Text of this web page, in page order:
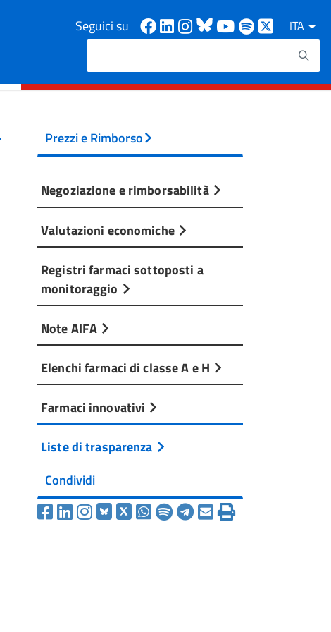
Seguici su Facebook
Linkedin
Instagram
Bluesky
Youtube
Spotify
ITA
Cerca
Prezzi e Rimborso
Negoziazione e rimborsabilità
Valutazioni economiche
Registri farmaci sottoposti a
monitoraggio
Note AIFA
Elenchi farmaci di classe A e H
Farmaci innovativi
Liste di trasparenza
Condividi